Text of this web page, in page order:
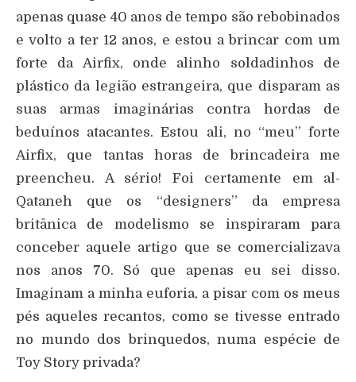
apenas quase 40 anos de tempo são rebobinados
e volto a ter 12 anos, e estou a brincar com um
forte da Airfix, onde alinho soldadinhos de
plástico da legião estrangeira, que disparam as
suas armas imaginárias contra hordas de
beduínos atacantes. Estou ali, no “meu” forte
Airfix, que tantas horas de brincadeira me
preencheu. A sério! Foi certamente em al-
Qataneh que os “designers” da empresa
britânica de modelismo se inspiraram para
conceber aquele artigo que se comercializava
nos anos 70. Só que apenas eu sei disso.
Imaginam a minha euforia, a pisar com os meus
pés aqueles recantos, como se tivesse entrado
no mundo dos brinquedos, numa espécie de
Toy Story privada?